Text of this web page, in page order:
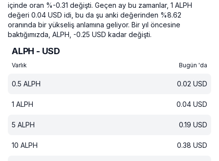
içinde oran %-0.31 değişti. Geçen ay bu zamanlar, 1 ALPH
değeri 0.04 USD idi, bu da şu anki değerinden %8.62
oranında bir yükseliş anlamına geliyor. Bir yıl öncesine
baktığımızda, ALPH, -0.25 USD kadar değişti.
ALPH - USD
Varlık Bugün 'da
0.5 ALPH 0.02 USD
1 ALPH 0.04 USD
5 ALPH 0.19 USD
10 ALPH 0.38 USD